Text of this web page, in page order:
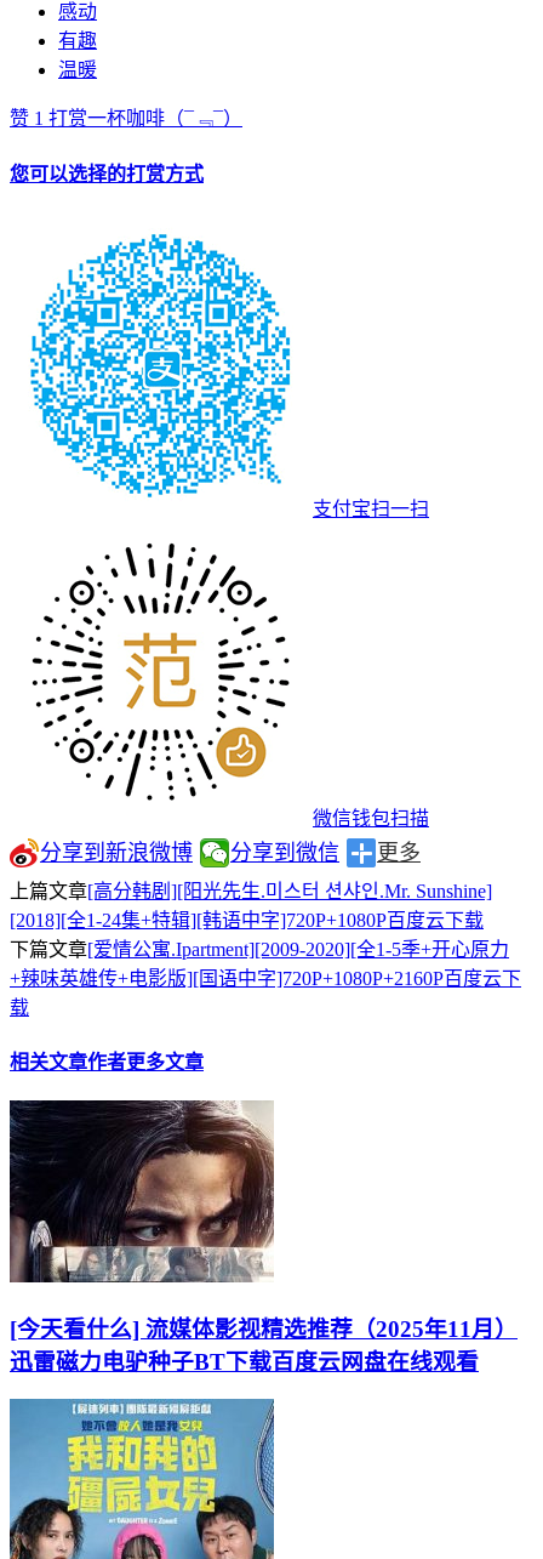
感动
有趣
温暖
赞 1 打赏一杯咖啡 （¯﹃¯）
您可以选择的打赏方式
支付宝扫一扫
微信钱包扫描
分享到新浪微博 分享到微信 更多
上篇文章[高分韩剧][阳光先生.미스터 션샤인.Mr. Sunshine]
[2018][全1-24集+特辑][韩语中字]720P+1080P百度云下载
下篇文章[爱情公寓.Ipartment][2009-2020][全1-5季+开心原力
+辣味英雄传+电影版][国语中字]720P+1080P+2160P百度云下
载
相关文章作者更多文章
[今天看什么] 流媒体影视精选推荐（2025年11月）
迅雷磁力电驴种子BT下载百度云网盘在线观看